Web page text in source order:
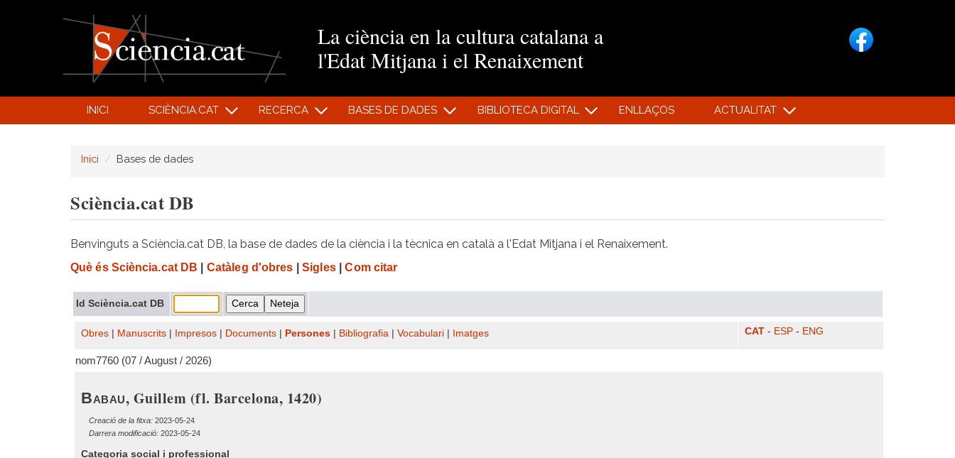
La ciència en la cultura catalana a
l'Edat Mitjana i el Renaixement
INICI SCIÈNCIA.CAT RECERCA BASES DE DADES BIBLIOTECA DIGITAL ENLLAÇOS ACTUALITAT
Inici Bases de dades
Sciència.cat DB
Benvinguts a Sciència.cat DB, la base de dades de la ciència i la tècnica en català a l'Edat Mitjana i el Renaixement.
Què és Sciència.cat DB Catàleg d'obres Sigles| Com citar
Id Sciència.cat DB
Obres Manuscrits Impresos Documents Persones Bibliografia Vocabulari Imatges CAT - ESP - ENG
nom7760 (07 / August / 2026)
Babau, Guillem (fl. Barcelona, 1420)
Creació de la fitxa: 2023-05-24
Darrera modificació: 2023-05-24
Categoria social i professional